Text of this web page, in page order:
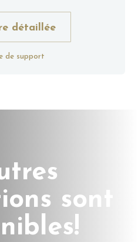
détaillée
de support
sont